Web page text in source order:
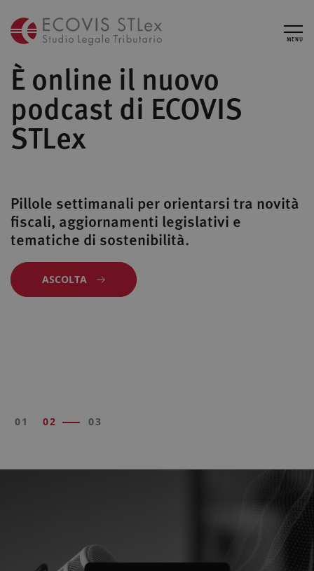
MENU
È online il nuovo
podcast di ECOVIS
STLex
Pillole settimanali per orientarsi tra novità
fiscali, aggiornamenti legislativi e
tematiche di sostenibilità.
ASCOLTA
01 02 03